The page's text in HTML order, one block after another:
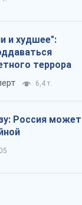
и худшее":
террора
6,4 т.
Россия может